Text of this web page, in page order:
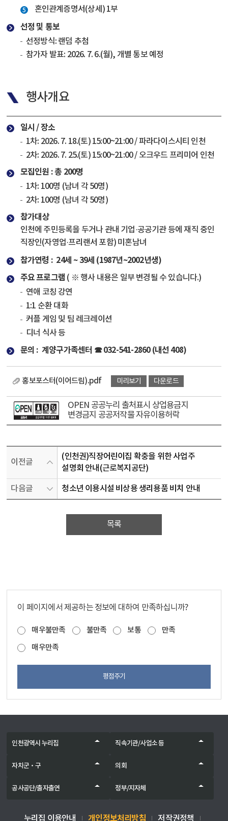
혼인관계증명서(상세) 1부
선정 및 통보
선정방식: 랜덤 추첨
참가자 발표: 2026. 7. 6.(월), 개별 통보 예정
행사개요
일시 / 장소
1차: 2026. 7. 18.(토) 15:00~21:00 / 파라다이스시티 인천
2차: 2026. 7. 25.(토) 15:00~21:00 / 오크우드 프리미어 인천
모집인원 : 총 200명
1차: 100명 (남녀 각 50명)
2차: 100명 (남녀 각 50명)
참가대상
인천에 주민등록을 두거나 관내 기업·공공기관 등에 재직 중인
직장인(자영업·프리랜서 포함) 미혼남녀
참가연령 : 24세 ~ 39세 (1987년~2002년생)
주요 프로그램 ( ※ 행사 내용은 일부 변경될 수 있습니다.)
연애 코칭 강연
1:1 순환 대화
커플 게임 및 팀 레크레이션
디너 식사 등
문의 : 계양구가족센터 ☎ 032-541-2860 (내선 408)
홍보포스터(이어드림).pdf 미리보기 다운로드
OPEN 공공누리 출처표시 상업용금지
변경금지 공공저작물 자유이용허락
이전글
(인천권)직장어린이집 확충을 위한 사업주
설명회 안내(근로복지공단)
다음글 청소년 이용시설 비상용 생리용품 비치 안내
목록
이 페이지에서 제공하는 정보에 대하여 만족하십니까?
매우불만족 불만족 보통
만족
매우만족
평점주기
인천광역시 누리집 직속기관/사업소 등
자치군‧구 의회
공사공단/출자출연 정부/지자체
누리집 이용안내 개인정보처리방침 저작권정책